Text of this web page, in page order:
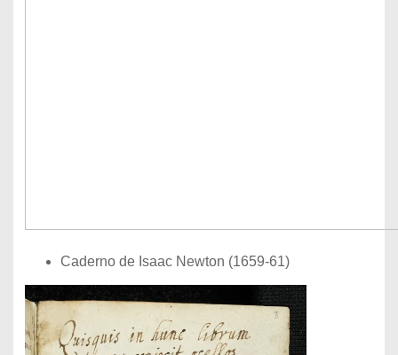
Caderno de Isaac Newton (1659-61)